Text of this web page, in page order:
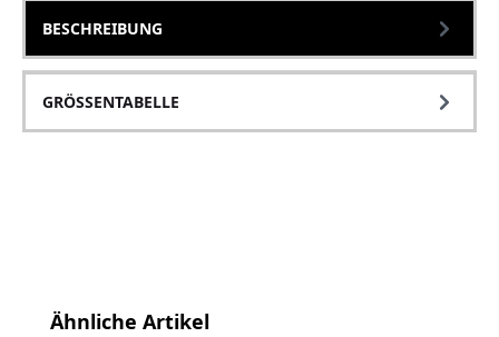
BESCHREIBUNG
GRÖSSENTABELLE
Produktgalerie überspringen
Ähnliche Artikel